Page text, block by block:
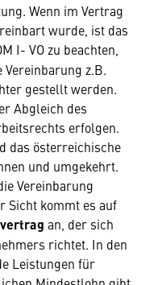
Wenn im Vertrag
wurde, ist das
I- VO zu beachten,
z.B.
gestellt werden.
Abgleich des
erfolgen.
das österreichische
und umgekehrt.
Vereinbarung
Sicht kommt es auf
an, der sich
richtet. In den
Leistungen für